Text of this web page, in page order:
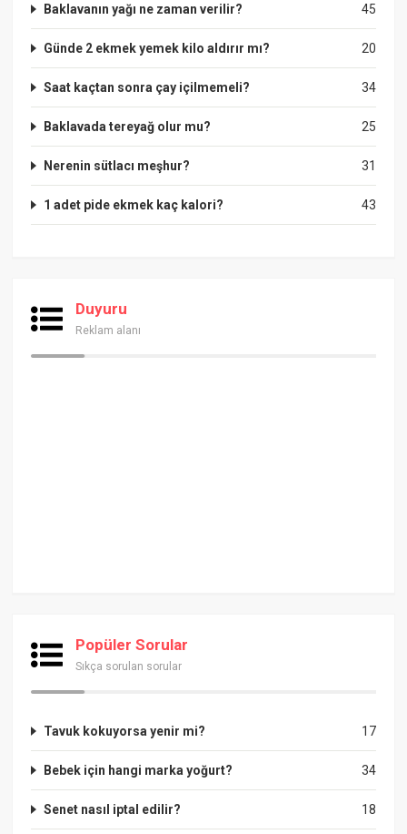
45
Baklavanın yağı ne zaman verilir?
20
Günde 2 ekmek yemek kilo aldırır mı?
34
Saat kaçtan sonra çay içilmemeli?
25
Baklavada tereyağ olur mu?
31
Nerenin sütlacı meşhur?
43
1 adet pide ekmek kaç kalori?
Duyuru
Reklam alanı
Popüler Sorular
Sıkça sorulan sorular
17
Tavuk kokuyorsa yenir mi?
34
Bebek için hangi marka yoğurt?
18
Senet nasıl iptal edilir?